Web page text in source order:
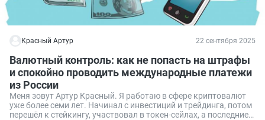
Красный Артур 22 сентября 2025
Валютный контроль: как не попасть на штрафы
и спокойно проводить международные платежи
из России
Меня зовут Артур Красный. Я работаю в сфере криптовалют
уже более семи лет. Начинал с инвестиций и трейдинга, потом
перешёл к стейкингу, участвовал в токен-сейлах, а последние